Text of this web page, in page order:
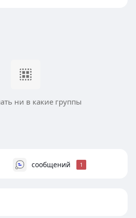
ни в какие группы
сообщений 1